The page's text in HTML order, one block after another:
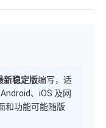
新稳定版编写，适
、iOS 及网
和功能可能随版